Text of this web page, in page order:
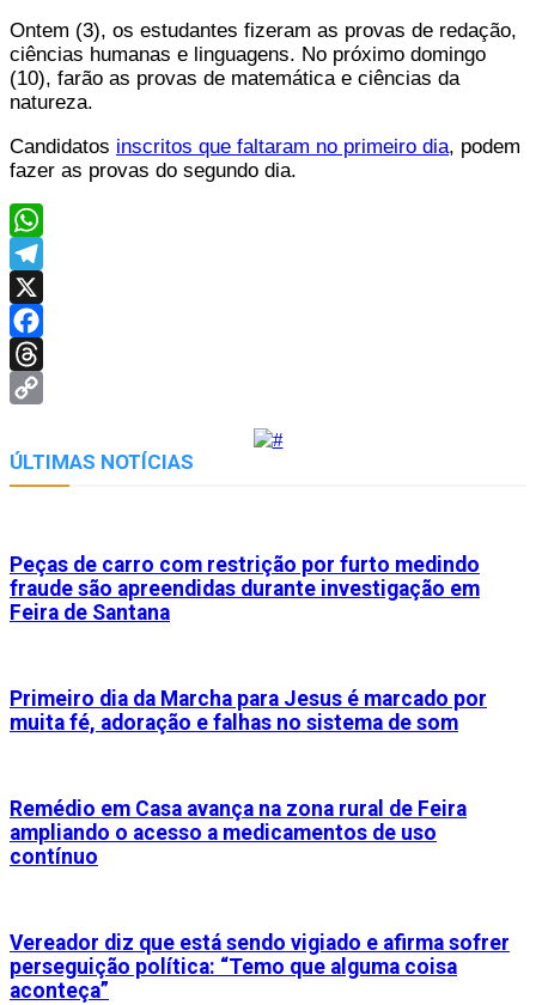
Ontem (3), os estudantes fizeram as provas de redação,
ciências humanas e linguagens. No próximo domingo
(10), farão as provas de matemática e ciências da
natureza.
Candidatos inscritos que faltaram no primeiro dia, podem
fazer as provas do segundo dia.
WhatsApp
Telegram
X
Facebook
Threads
Link
ÚLTIMAS NOTÍCIAS
Peças de carro com restrição por furto medindo
fraude são apreendidas durante investigação em
Feira de Santana
Primeiro dia da Marcha para Jesus é marcado por
muita fé, adoração e falhas no sistema de som
Remédio em Casa avança na zona rural de Feira
ampliando o acesso a medicamentos de uso
contínuo
Vereador diz que está sendo vigiado e afirma sofrer
perseguição política: “Temo que alguma coisa
aconteça”